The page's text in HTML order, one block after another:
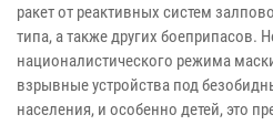
ракет от реактивных систем
типа, а также других боеприпасов.
националистического режима
взрывные устройства под
населения, и особенно детей, это